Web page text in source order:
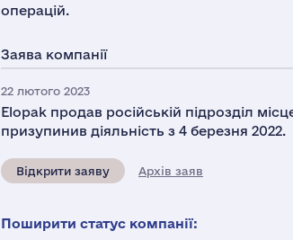
операцій.
Заява компанії
22 лютого 2023
Elopak продав російській підрозділ
призупинив діяльність з 4 березня 2022.
Відкрити заяву Архів заяв
Поширити статус компанії: